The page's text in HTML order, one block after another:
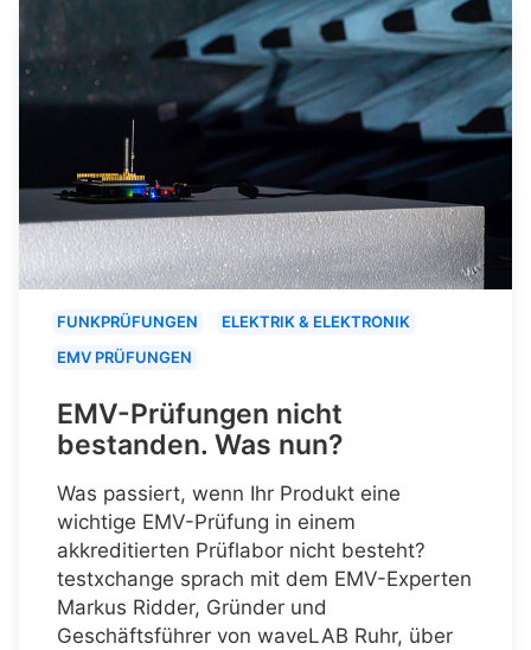
FUNKPRÜFUNGEN
ELEKTRIK & ELEKTRONIK
EMV PRÜFUNGEN
EMV-Prüfungen nicht
bestanden. Was nun?
Was passiert, wenn Ihr Produkt eine
wichtige EMV-Prüfung in einem
akkreditierten Prüflabor nicht besteht?
testxchange sprach mit dem EMV-Experten
Markus Ridder, Gründer und
Geschäftsführer von waveLAB Ruhr, über